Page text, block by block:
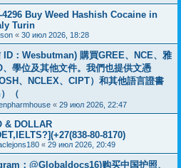
4296 Buy Weed Hashish Cocaine in
Turin
« 30 июл 2026, 18:28
ID：Wesbutman) 購買GREE、NCE、雅
學位及其他文件。我們也提供文憑
、NCLEX、CIPT）和其他語言證書
（
« 29 июл 2026, 22:47
& DOLLAR
80-8170)
« 29 июл 2026, 20:49
：@Globaldocs16)购买中国护照、